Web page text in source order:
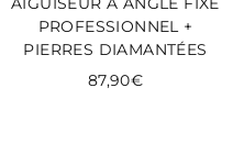
PROFESSIONNEL +
PIERRES DIAMANTÉES
87,90€